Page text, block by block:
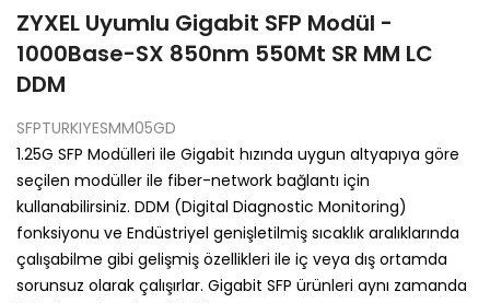
ZYXEL Uyumlu Gigabit SFP Modül -
1000Base-SX 850nm 550Mt SR MM LC
DDM
SFPTURKIYESMM05GD
1.25G SFP Modülleri ile Gigabit hızında uygun altyapıya göre
seçilen modüller ile fiber-network bağlantı için
kullanabilirsiniz. DDM (Digital Diagnostic Monitoring)
fonksiyonu ve Endüstriyel genişletilmiş sıcaklık aralıklarında
çalışabilme gibi gelişmiş özellikleri ile iç veya dış ortamda
sorunsuz olarak çalışırlar. Gigabit SFP ürünleri aynı zamanda